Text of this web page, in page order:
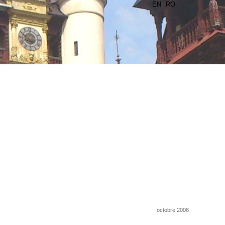
EN RO
octobre 2008